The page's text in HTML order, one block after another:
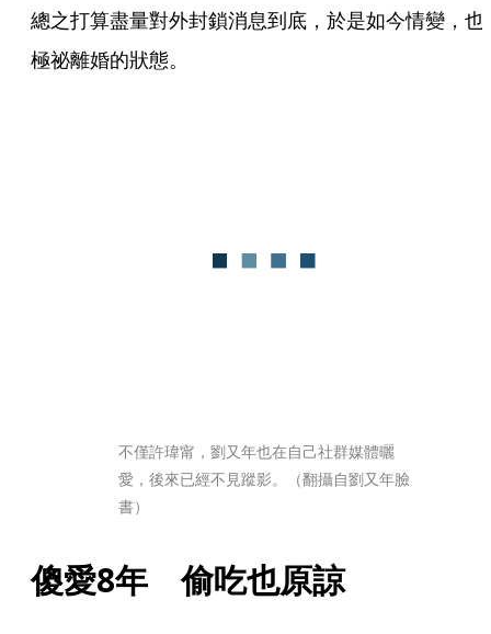
總之打算盡量對外封鎖消息到底，於是如今情變，也
極祕離婚的狀態。
不僅許瑋甯，劉又年也在自己社群媒體曬
愛，後來已經不見蹤影。（翻攝自劉又年臉
書）
傻愛8年　偷吃也原諒